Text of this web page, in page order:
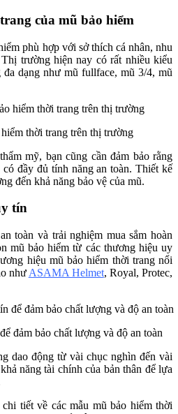
của mũ bảo hiểm
phù hợp với sở thích cá nhân, nhu
trường hiện nay có rất nhiều kiểu
dạng như mũ fullface, mũ 3/4, mũ
thời trang trên thị trường
mỹ, bạn cũng cần đảm bảo rằng
đầy đủ tính năng an toàn. Thiết kế
đến khả năng bảo vệ của mũ.
tín
toàn và trải nghiệm mua sắm hoàn
mũ bảo hiểm từ các thương hiệu uy
hiệu mũ bảo hiểm thời trang nổi
như ASAMA Helmet, Royal, Protec,
đảm bảo chất lượng và độ an toàn
dao động từ vài chục nghìn đến vài
năng tài chính của bản thân để lựa
tiết về các mẫu mũ bảo hiểm thời